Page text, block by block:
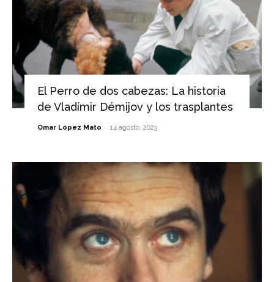
El Perro de dos cabezas: La historia
de Vladímir Démijov y los trasplantes
Omar López Mato - 14 agosto, 2023